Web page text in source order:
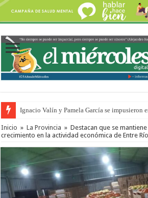
Ignacio Valín y Pamela García se impusieron
Inicio » La Provincia » Destacan que se
crecimiento en la actividad económica de Entre